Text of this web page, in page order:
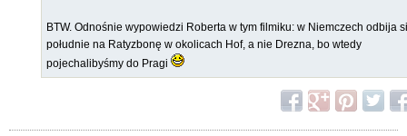
BTW. Odnośnie wypowiedzi Roberta w tym filmiku: w Niemczech odbija
południe na Ratyzbonę w okolicach Hof, a nie Drezna, bo wtedy
pojechalibyśmy do Pragi